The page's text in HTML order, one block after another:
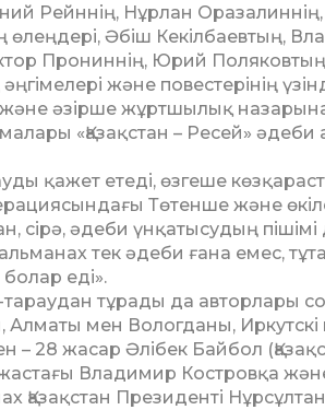
Рейннің, Нұрлан
Әбіш Кекілбаевтың,
Прониннің, Юрий
және повестерінің
және әзірше жұртшылық
«Қазақстан – Ресей» әдеби
қажет етеді, өзгеше
Төтенше және
сірә, әдеби үнқатысудың пішімі
тек әдеби ғана емес,
еді».
тараудан тұрады да авторлары
Алматы мен Вологданы,
28 жасар Әлібек Байбол
Владимир Костровқа
Қазақстан Президенті